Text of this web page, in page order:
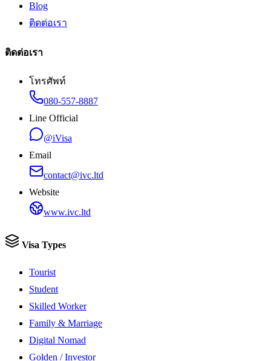
Blog
ติดต่อเรา
ติดต่อเรา
โทรศัพท์
080-557-8887
Line Official
@iVisa
Email
contact@ivc.ltd
Website
www.ivc.ltd
Visa Types
Tourist
Student
Skilled Worker
Family & Marriage
Digital Nomad
Golden / Investor